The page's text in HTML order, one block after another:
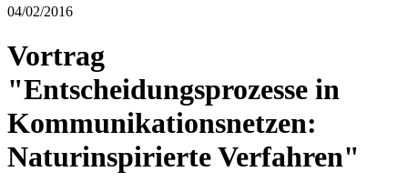
04/02/2016
Vortrag
"Entscheidungsprozesse in
Kommunikationsnetzen:
Naturinspirierte Verfahren"